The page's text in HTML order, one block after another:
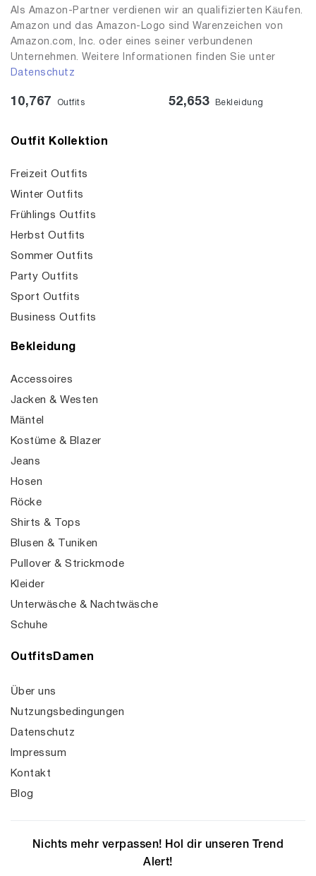
Als Amazon-Partner verdienen wir an qualifizierten Käufen.
Amazon und das Amazon-Logo sind Warenzeichen von
Amazon.com, Inc. oder eines seiner verbundenen
Unternehmen. Weitere Informationen finden Sie unter
Datenschutz
10,767 Outfits 52,653 Bekleidung
Outfit Kollektion
Freizeit Outfits
Winter Outfits
Frühlings Outfits
Herbst Outfits
Sommer Outfits
Party Outfits
Sport Outfits
Business Outfits
Bekleidung
Accessoires
Jacken & Westen
Mäntel
Kostüme & Blazer
Jeans
Hosen
Röcke
Shirts & Tops
Blusen & Tuniken
Pullover & Strickmode
Kleider
Unterwäsche & Nachtwäsche
Schuhe
OutfitsDamen
Über uns
Nutzungsbedingungen
Datenschutz
Impressum
Kontakt
Blog
Nichts mehr verpassen! Hol dir unseren Trend
Alert!